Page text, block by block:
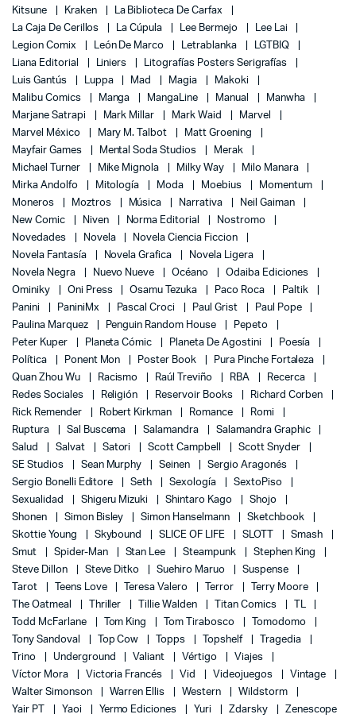
Kitsune
Kraken
La Biblioteca De Carfax
La Caja De Cerillos
La Cúpula Lee Bermejo
Lee Lai
Legion Comix
León De Marco Letrablanka
LGTBIQ
Liana Editorial
Liniers
Litografías Posters Serigrafías
Luis Gantús
Luppa Mad Magia
Makoki
Malibu Comics
Manga MangaLine Manual
Manwha
Marjane Satrapi
Mark Millar Mark Waid
Marvel
Marvel México
Mary M. Talbot
Matt Groening
Mayfair Games
Mental Soda Studios
Merak
Michael Turner
Mike Mignola Milky Way
Milo Manara
Mirka Andolfo
Mitología Moda Moebius
Momentum
Moneros
Moztros Música Narrativa
Neil Gaiman
New Comic
Niven Norma Editorial
Nostromo
Novedades
Novela
Novela Ciencia Ficcion
Novela Fantasía
Novela Grafica
Novela Ligera
Novela Negra
Nuevo Nueve Océano
Odaiba Ediciones
Ominiky
Oni Press Osamu Tezuka Paco Roca
Paltik
Panini
PaniniMx Pascal Croci Paul Grist
Paul Pope
Paulina Marquez
Penguin Random House
Pepeto
Peter Kuper
Planeta Cómic Planeta De Agostini
Poesía
Política
Ponent Mon Poster Book
Pura Pinche Fortaleza
Quan Zhou Wu
Racismo Raúl Treviño RBA
Recerca
Redes Sociales
Religión Reservoir Books
Richard Corben
Rick Remender
Robert Kirkman Romance
Romi
Ruptura
Sal Buscema Salamandra
Salamandra Graphic
Salud
Salvat Satori Scott Campbell
Scott Snyder
SE Studios
Sean Murphy Seinen
Sergio Aragonés
Sergio Bonelli Editore
Seth Sexología
SextoPiso
Sexualidad
Shigeru Mizuki Shintaro Kago
Shojo
Shonen
Simon Bisley Simon Hanselmann
Sketchbook
Skottie Young
Skybound SLICE OF LIFE SLOTT
Smash
Smut
Spider-Man Stan Lee Steampunk
Stephen King
Steve Dillon
Steve Ditko Suehiro Maruo
Suspense
Tarot
Teens Love Teresa Valero Terror
Terry Moore
The Oatmeal
Thriller Tillie Walden Titan Comics
TL
Todd McFarlane
Tom King Tom Tirabosco
Tomodomo
Tony Sandoval
Top Cow Topps Topshelf
Tragedia
Trino
Underground Valiant Vértigo
Viajes
Víctor Mora
Victoria Francés Vid Videojuegos
Vintage
Walter Simonson
Warren Ellis Western
Wildstorm
Yair PT
Yaoi Yermo Ediciones Yuri Zdarsky Zenescope